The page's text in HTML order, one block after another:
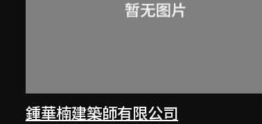
鍾華楠建築師有限公司